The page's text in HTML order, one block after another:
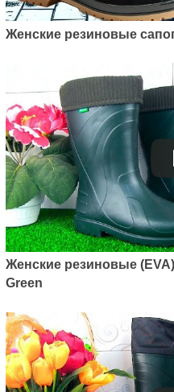
Артикул: 0220C
Luna С (красные)
775 грн.
Женские пеночные
Demar VIBES-M C
829грн.
Женские резиновые
Женские резиновые
Green